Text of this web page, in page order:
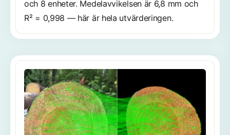
och 8 enheter. Medelavvikelsen är 6,8 mm och
R² = 0,998 — här är hela utvärderingen.